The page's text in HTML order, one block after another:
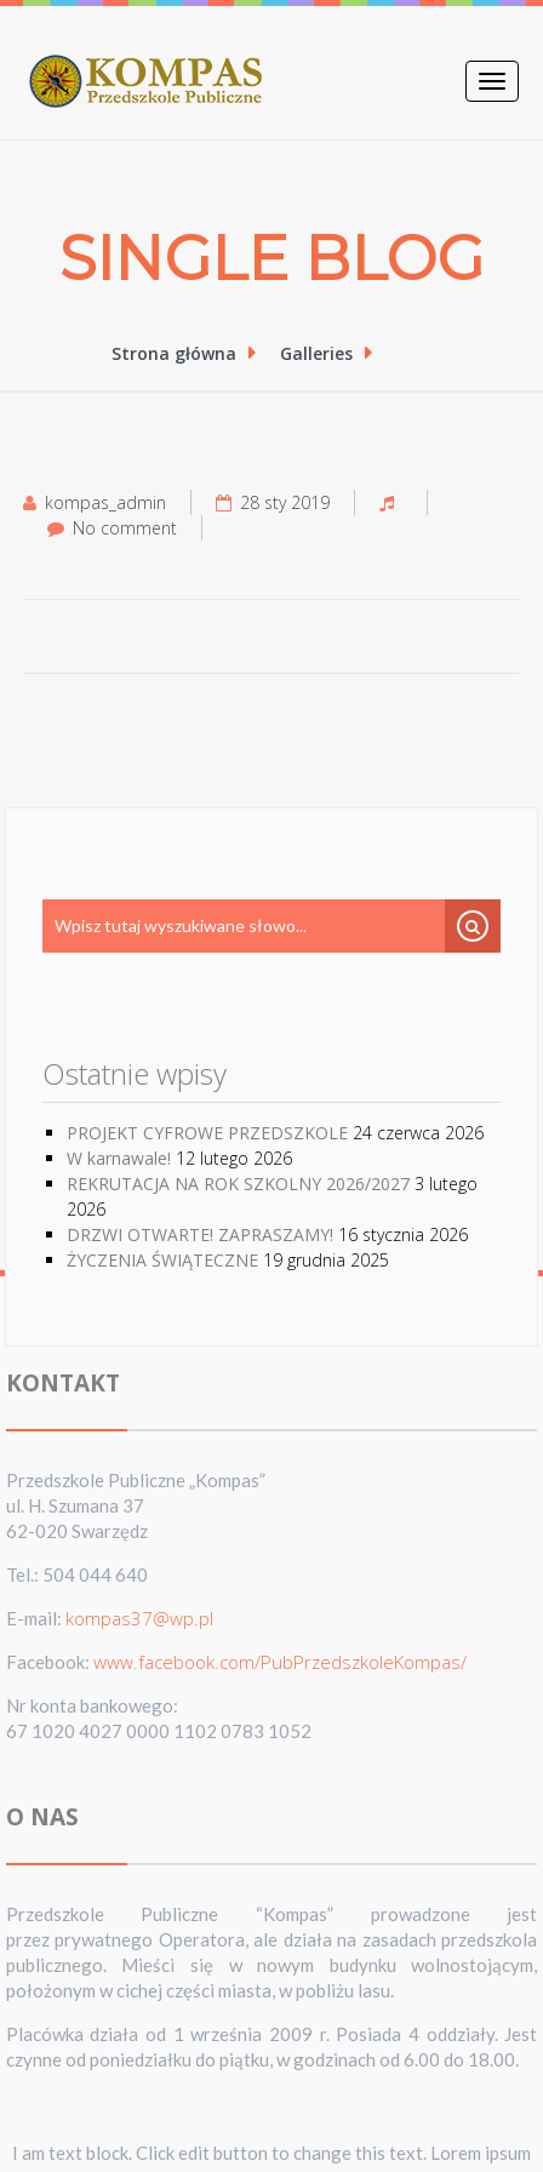
Toggle
SINGLE BLOG
Strona główna Galleries
kompas_admin
28 sty 2019
No comment
Ostatnie wpisy
PROJEKT CYFROWE PRZEDSZKOLE 24 czerwca 2026
W karnawale! 12 lutego 2026
REKRUTACJA NA ROK SZKOLNY 2026/2027 3 lutego
2026
DRZWI OTWARTE! ZAPRASZAMY! 16 stycznia 2026
ŻYCZENIA ŚWIĄTECZNE 19 grudnia 2025
KONTAKT
Przedszkole Publiczne „Kompas”
ul. H. Szumana 37
62-020 Swarzędz
Tel.: 504 044 640
E-mail: kompas37@wp.pl
Facebook: www.facebook.com/PubPrzedszkoleKompas/
Nr konta bankowego:
67 1020 4027 0000 1102 0783 1052
O NAS
Przedszkole Publiczne “Kompas” prowadzone jest
przez prywatnego Operatora, ale działa na zasadach przedszkola
publicznego. Mieści się w nowym budynku wolnostojącym,
położonym w cichej części miasta, w pobliżu lasu.
Placówka działa od 1 września 2009 r. Posiada 4 oddziały. Jest
czynne od poniedziałku do piątku, w godzinach od 6.00 do 18.00.
I am text block. Click edit button to change this text. Lorem ipsum